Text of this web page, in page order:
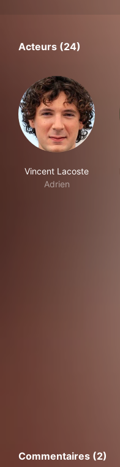
Acteurs (24)
Vincent Lacoste
Adrien
Commentaires (2)